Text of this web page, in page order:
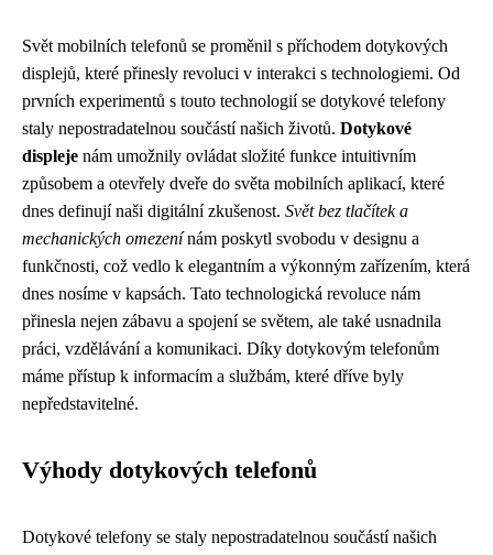
Svět mobilních telefonů se proměnil s příchodem dotykových
displejů, které přinesly revoluci v interakci s technologiemi. Od
prvních experimentů s touto technologií se dotykové telefony
staly nepostradatelnou součástí našich životů. Dotykové
displeje nám umožnily ovládat složité funkce intuitivním
způsobem a otevřely dveře do světa mobilních aplikací, které
dnes definují naši digitální zkušenost. Svět bez tlačítek a
mechanických omezenínám poskytl svobodu v designu a
funkčnosti, což vedlo k elegantním a výkonným zařízením, která
dnes nosíme v kapsách. Tato technologická revoluce nám
přinesla nejen zábavu a spojení se světem, ale také usnadnila
práci, vzdělávání a komunikaci. Díky dotykovým telefonům
máme přístup k informacím a službám, které dříve byly
nepředstavitelné.
Výhody dotykových telefonů
Dotykové telefony se staly nepostradatelnou součástí našich